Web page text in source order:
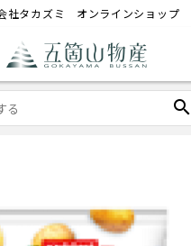
社タカズミ オンラインショップ
search